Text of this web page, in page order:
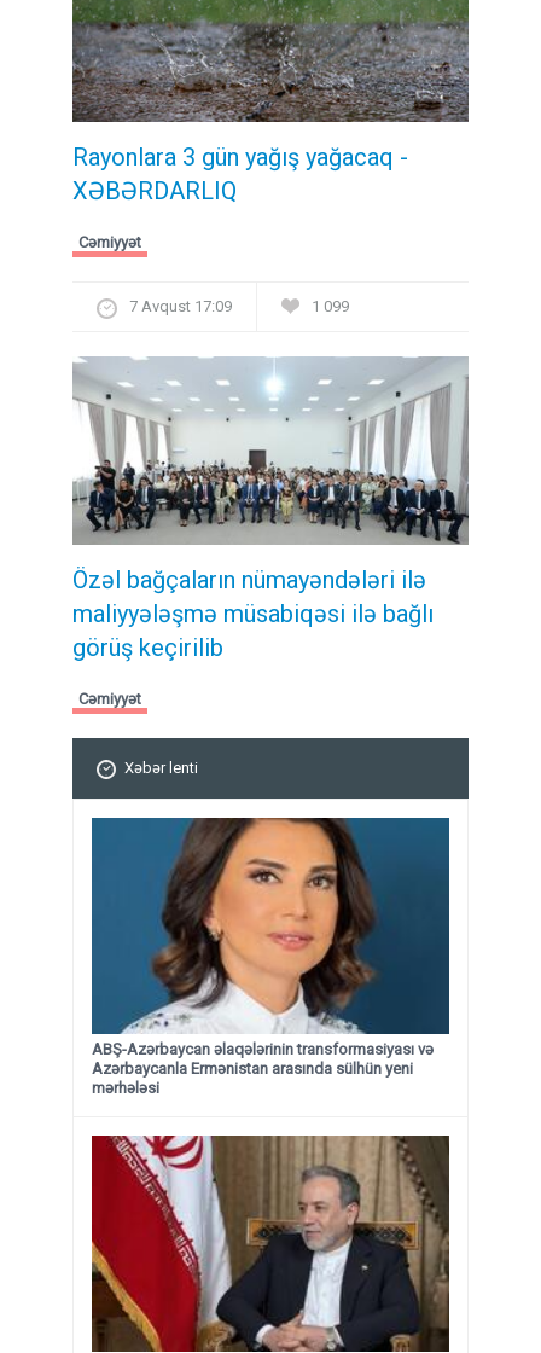
Rayonlara 3 gün yağış yağacaq -
XƏBƏRDARLIQ
Cəmiyyət
7 Avqust 17:09 1 099
Özəl bağçaların nümayəndələri ilə
maliyyələşmə müsabiqəsi ilə bağlı
görüş keçirilib
Cəmiyyət
Xəbər lenti
ABŞ-Azərbaycan əlaqələrinin transformasiyası və
Azərbaycanla Ermənistan arasında sülhün yeni
mərhələsi